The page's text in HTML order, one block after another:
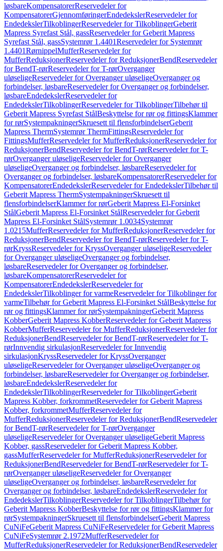
løsbareKompensatorerReservedeler for
KompensatorerGjennomføringerEndedekslerReservedeler for
EndedekslerTilkoblingerReservedeler for TilkoblingerGeberit
Mapress Syrefast Stål, gassReservedeler for Geberit Mapress
Syrefast Stål, gassSystemrør 1.4401Reservedeler for Systemrør
1.4401RørnippelMufferReservedeler for
MufferReduksjonerReservedeler for ReduksjonerBendReservedeler
for BendT-rørReservedeler for T-rørOverganger
uløseligeReservedeler for Overganger uløseligeOverganger og
forbindelser, løsbareReservedeler for Overganger og forbindelser,
løsbareEndedekslerReservedeler for
EndedekslerTilkoblingerReservedeler for TilkoblingerTilbehør til
Geberit Mapress Syrefast StålBeskyttelse for rør og fittingsKlammer
for rørSystempakningerSkruesett til flensforbindelserGeberit
Mapress ThermSystemrør ThermFittingsReservedeler for
FittingsMufferReservedeler for MufferReduksjonerReservedeler for
ReduksjonerBendReservedeler for BendT-rørReservedeler for T-
rørOverganger uløseligeReservedeler for Overganger
uløseligeOverganger og forbindelser, løsbareReservedeler for
Overganger og forbindelser, løsbareKompensatorerReservedeler for
KompensatorerEndedekslerReservedeler for EndedekslerTilbehør til
Geberit Mapress ThermSystempakningerSkruesett til
flensforbindelserKlammer for rørGeberit Mapress El-Forsinket
StålGeberit Mapress El-Forsinket StålReservedeler for Geberit
Mapress El-Forsinket StålSystemrør 1.0034Systemrør
1.0215MufferReservedeler for MufferReduksjonerReservedeler for
ReduksjonerBendReservedeler for BendT-rørReservedeler for T-
rørKryssReservedeler for KryssOverganger uløseligeReservedeler
for Overganger uløseligeOverganger og forbindelser,
løsbareReservedeler for Overganger og forbindelser,
løsbareKompensatorerReservedeler for
KompensatorerEndedekslerReservedeler for
EndedekslerTilkoblinger for varmeReservedeler for Tilkoblinger for
varmeTilbehør for Geberit Mapress El-Forsinket StålBeskyttelse for
rør og fittingsKlammer for rørSystempakningerGeberit Mapress
KobberGeberit Mapress KobberReservedeler for Geberit Mapress
KobberMufferReservedeler for MufferReduksjonerReservedeler for
ReduksjonerBendReservedeler for BendT-rørReservedeler for T-
rørInnvendig sirkulasjonReservedeler for Innvendig
sirkulasjonKryssReservedeler for KryssOverganger
uløseligeReservedeler for Overganger uløseligeOverganger og
forbindelser, løsbareReservedeler for Overganger og forbindelser,
løsbareEndedekslerReservedeler for
EndedekslerTilkoblingerReservedeler for TilkoblingerGeberit
Mapress Kobber, forkrommetReservedeler for Geberit Mapress
Kobber, forkrommetMufferReservedeler for
MufferReduksjonerReservedeler for ReduksjonerBendReservedeler
for BendT-rørReservedeler for T-rørOverganger
uløseligeReservedeler for Overganger uløseligeGeberit Mapress
Kobber, gassReservedeler for Geberit Mapress Kobber,
gassMufferReservedeler for MufferReduksjonerReservedeler for
ReduksjonerBendReservedeler for BendT-rørReservedeler for T-
rørOverganger uløseligeReservedeler for Overganger
uløseligeOverganger og forbindelser, løsbareReservedeler for
Overganger og forbindelser, løsbareEndedekslerReservedeler for
EndedekslerTilkoblingerReservedeler for TilkoblingerTilbehør for
Geberit Mapress KobberBeskyttelse for rør og fittingsKlammer for
rørSystempakningerSkruesett til flensforbindelserGeberit Mapress
CuNiFeGeberit Mapress CuNiFeReservedeler for Geberit Mapress
CuNiFeSystemrør 2.1972MufferReservedeler for
MufferReduksjonerReservedeler for ReduksjonerBendReservedeler